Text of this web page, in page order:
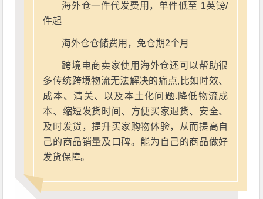
海外仓一件代发费用，单件低至 1英镑/
件起
海外仓仓储费用，免仓期2个月
跨境电商卖家使用海外仓还可以帮助很
多传统跨境物流无法解决的痛点,比如时效、
成本、清关、以及本土化问题.降低物流成
本、缩短发货时间、方便买家退货、安全、
及时发货，提升买家购物体验，从而提高自
己的商品销量及口碑。能为自己的商品做好
发货保障。